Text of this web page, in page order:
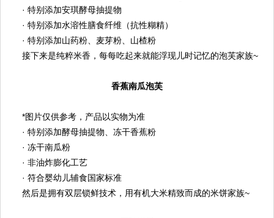
· 特别添加安琪酵母抽提物
· 特别添加水溶性膳食纤维（抗性糊精）
· 特别添加山药粉、麦芽粉、山楂粉
接下来是纯粹米香，每每吃起来就能浮现儿时记忆的泡芙家族~
香蕉南瓜泡芙
*图片仅供参考，产品以实物为准
· 特别添加酵母抽提物、冻干香蕉粉
· 冻干南瓜粉
· 非油炸膨化工艺
· 符合婴幼儿辅食国家标准
然后是拥有双层锁鲜技术，用有机大米精致而成的米饼家族~